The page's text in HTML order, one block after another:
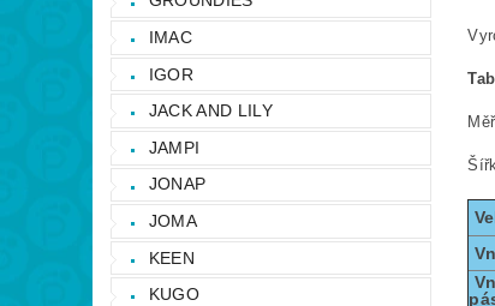
IMAC
IGOR
JACK AND LILY
JAMPI
JONAP
JOMA
KEEN
KUGO